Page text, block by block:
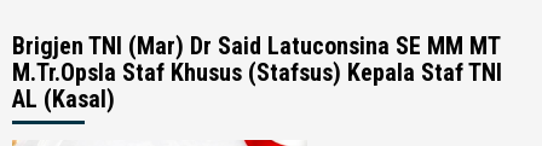
Brigjen TNI (Mar) Dr Said Latuconsina SE MM MT
M.Tr.Opsla Staf Khusus (Stafsus) Kepala Staf TNI
AL (Kasal)